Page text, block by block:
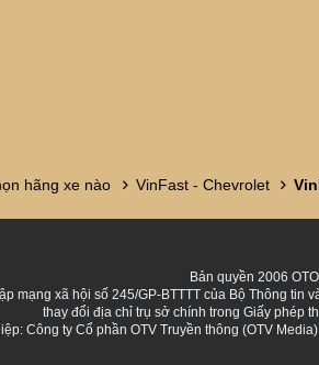
hãng xe nào VinFast - Chevrolet
Bản quyền 2006
mạng xã hội số 245/GP-BTTTT của Bộ Thông tin
thay đổi địa chỉ trụ sở chính trong Giấy phép
Công ty Cổ phần OTV Truyền thông (OTV